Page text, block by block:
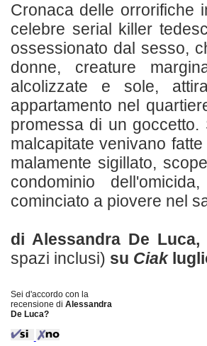
Cronaca delle orrorifiche
celebre serial killer
ossessionato dal sesso,
donne, creature
alcolizzate e sole,
appartamento nel
promessa di un
malcapitate venivano
malamente sigillato,
condominio
cominciato a piovere nel
di Alessandra De
spazi inclusi) su Ciak
Sei d'accordo con la
recensione di Alessandra
De Luca?